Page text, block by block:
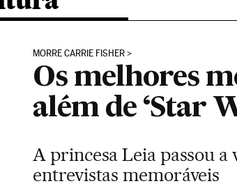
MORRE CARRIE FISHER
Os melhores
além de ‘Star
A princesa Leia passou
entrevistas memoráveis